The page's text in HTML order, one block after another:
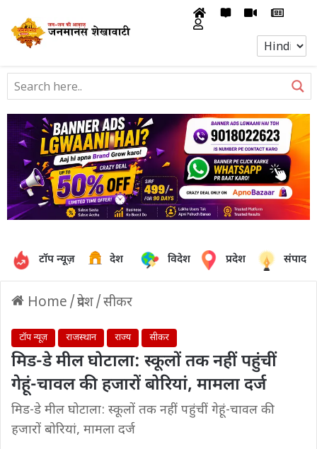
टॉप न्यूज़ देश विदेश प्रदेश
Home /प्रदेश/सीकर
टॉप न्यूज़ राजस्थान राज्य सीकर
मिड-डे मील घोटाला: स्कूलों तक नहीं पहुंचीं
गेहूं-चावल की हजारों बोरियां, मामला दर्ज
मिड-डे मील घोटाला: स्कूलों तक नहीं पहुंचीं गेहूं-चावल की
हजारों बोरियां, मामला दर्ज